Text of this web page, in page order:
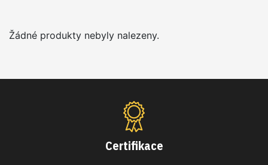
Žádné produkty nebyly nalezeny.
Certifikace